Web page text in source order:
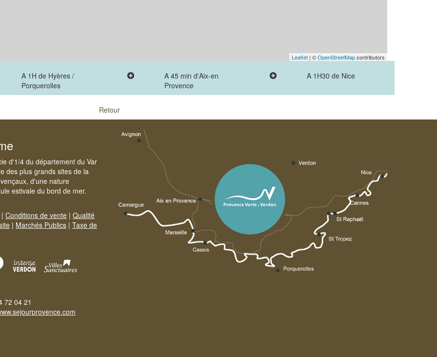
Leaflet | ©OpenStreetMapcontributors
A 1H de Hyères /
Porquerolles
A 45 min d'Aix-en
Provence
A 1H30 de Nice
Retour
d'1/4 du département du Var
des plus grands sites de la
d'une nature
estivale du bord de mer.
| Conditions de vente | Qualité
| Marchés Publics | Taxe de
72 04 21